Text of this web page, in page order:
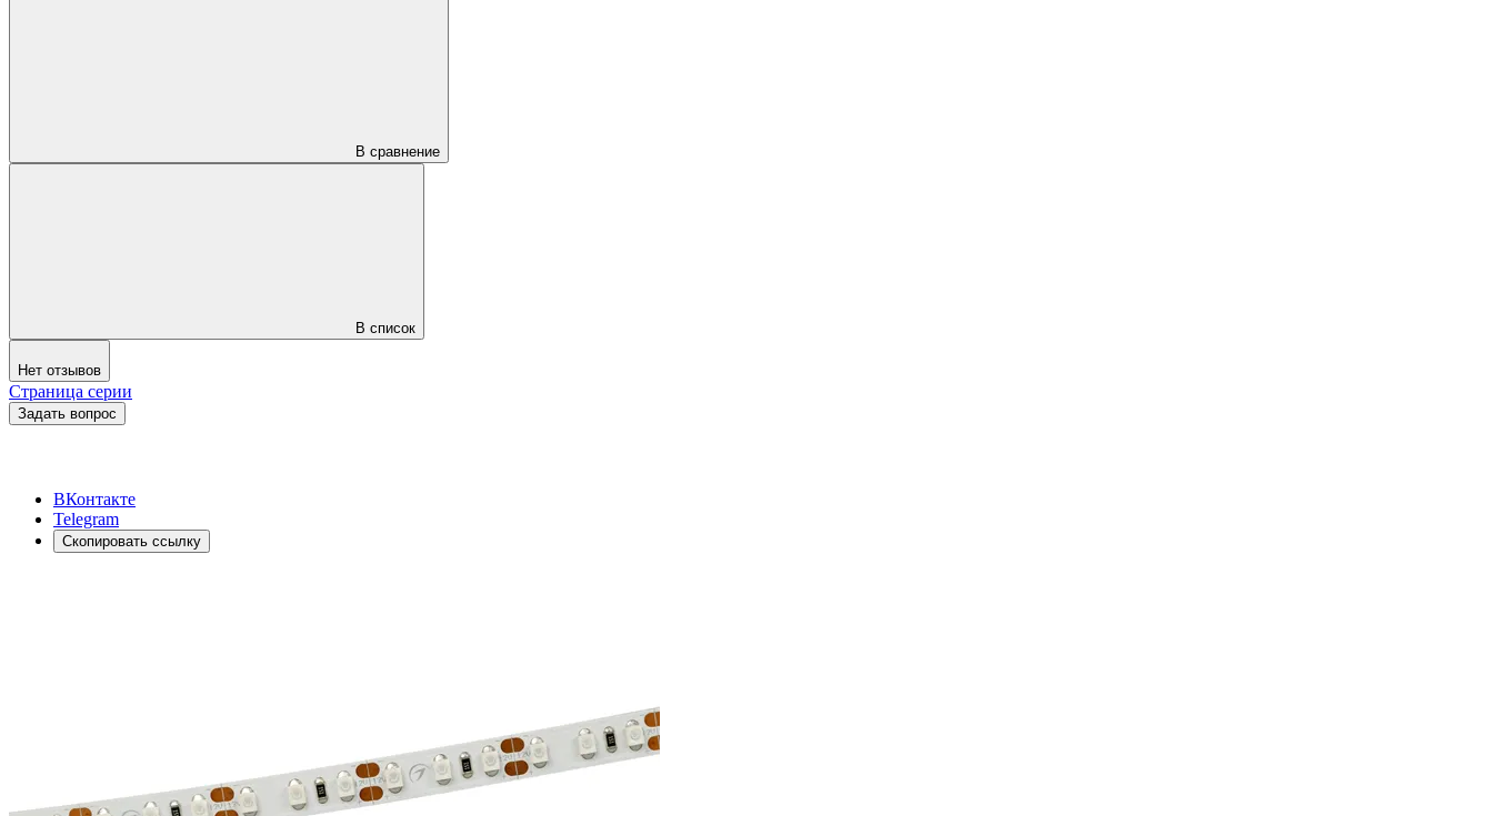
В сравнение
В список
Нет отзывов
Страница серии
Задать вопрос
ВКонтакте
Telegram
Скопировать ссылку